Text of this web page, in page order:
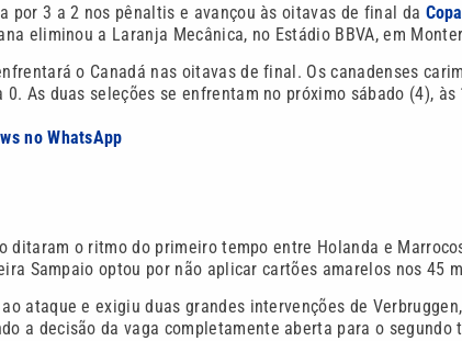
por 3 a 2 nos pênaltis e avançou às oitavas de final da
eliminou a Laranja Mecânica, no Estádio BBVA, em
o Canadá nas oitavas de final. Os canadenses
As duas seleções se enfrentam no próximo sábado (4), às
no WhatsApp
ditaram o ritmo do primeiro tempo entre Holanda e
Sampaio optou por não aplicar cartões amarelos nos 45
ataque e exigiu duas grandes intervenções de
a decisão da vaga completamente aberta para o segundo